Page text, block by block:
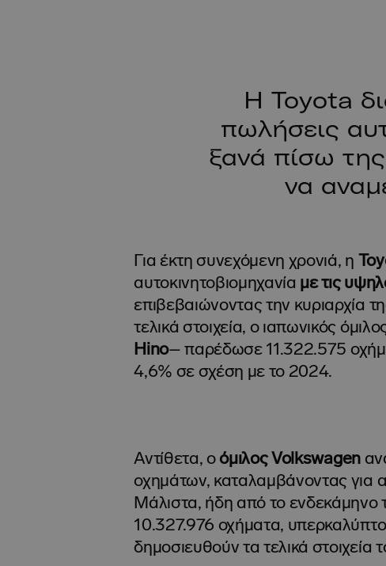
Η Toyota
πωλήσεις
ξανά πίσω
να
Για έκτη συνεχόμενη χρονιά, η
αυτοκινητοβιομηχανία με τις
επιβεβαιώνοντας την κυριαρχία
τελικά στοιχεία, ο ιαπωνικός
Hino– παρέδωσε 11.322.575
4,6% σε σχέση με το 2024.
Αντίθετα, ο όμιλος Volkswagen
οχημάτων, καταλαμβάνοντας για
Μάλιστα, ήδη από το ενδεκάμηνο
10.327.976 οχήματα,
δημοσιευθούν τα τελικά στοιχεία